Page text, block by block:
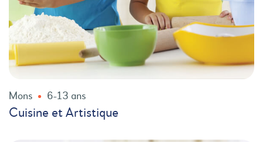
Mons 6-13 ans
Cuisine et Artistique